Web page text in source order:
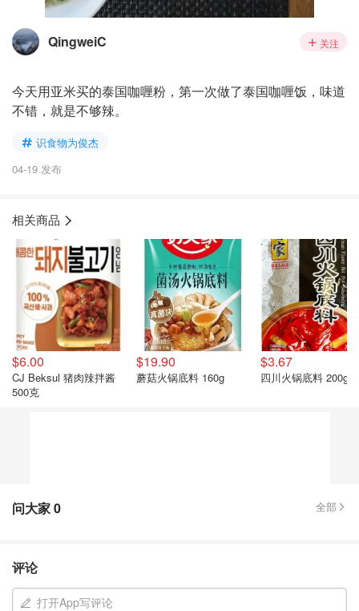
QingweiC 关注
今天用亚米买的泰国咖喱粉，第一次做了泰国咖喱饭，味道
不错，就是不够辣。
识食物为俊杰
04-19 发布
相关商品
$6.00
CJ Beksul 猪肉辣拌酱
500克
$19.90
蘑菇火锅底料 160g
$3.67
四川火锅底料 200g
问大家0 全部
评论
打开App写评论